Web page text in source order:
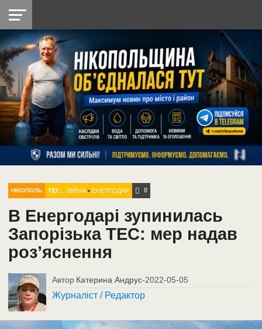
НІКОПОЛЬ
РАЙОН
СІЧЕСЛАВСЬКА
УКРАЇНА
РЕТРО
НІКОПОЛЬ
ЛАЙТ
УКРАЇНА
ДОПОМОГА
РАДІО
НІКОПОЛЬ ТЕГ: ВІЙНА •ЕНЕРГОДАР 8
В Енергодарі зупинилась
Запорізька ТЕС: мер надав
роз’яснення
Автор Катерина Андрус-2022-05-05
Журналіст / Редактор